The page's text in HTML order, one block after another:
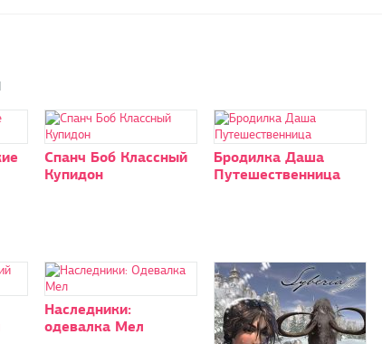
Спанч Боб Классный
Купидон
Бродилка Даша
Путешественница
Наследники:
одевалка Мел